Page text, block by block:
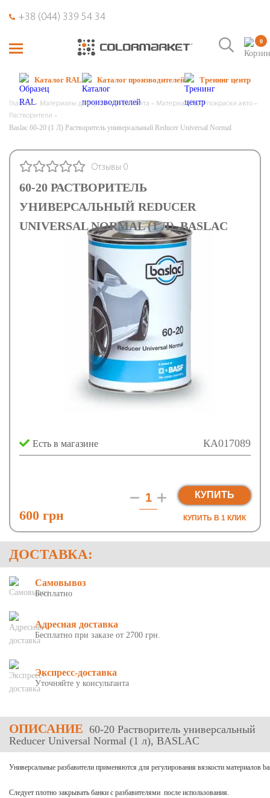
+38 (044) 339 54 34
0
Каталог RAL Каталог производителей Тренинг центр
Главная Материалы для кузовного ремонта
Материалы для покраски авто
Растворители
Baslac 60-20 (1 Л) Растворитель универсальный Reducer Universal Normal
60-20 РАСТВОРИТЕЛЬ
УНИВЕРСАЛЬНЫЙ REDUCER
UNIVERSAL NORMAL (1 Л), BASLAC
Отзывы 0
КА017089
Есть в магазине
600 грн
КУПИТЬ
КУПИТЬ В 1 КЛИК
ДОСТАВКА:
Самовывоз
Бесплатно
Адресная доставка
Бесплатно при заказе от 2700 грн.
Экспресс-доставка
Уточняйте у консультанта
ОПИСАНИЕ 60-20 Растворитель универсальный
Reducer Universal Normal (1 л), BASLAC
Универсальные разбавители применяются для регулирования вязкости материалов
Следует плотно закрывать банки с разбавителями после использования.